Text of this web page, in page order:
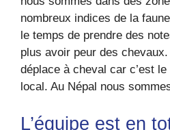
nombreux indices de la
le temps de prendre des
plus avoir peur des
déplace à cheval car c’est
local. Au Népal nous
L’équipe est en